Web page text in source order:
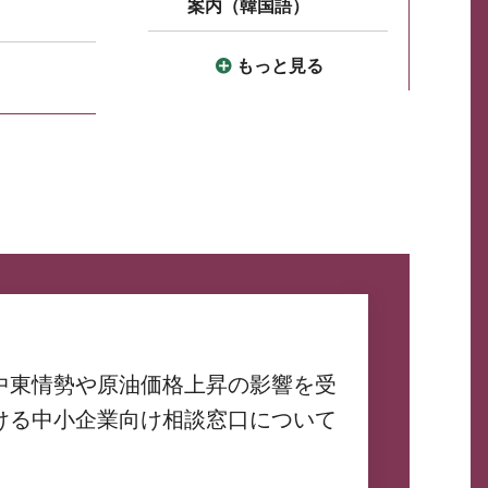
案内（韓国語）
もっと見る
東情勢や原油価格上昇の影響を受
る中小企業向け相談窓口について